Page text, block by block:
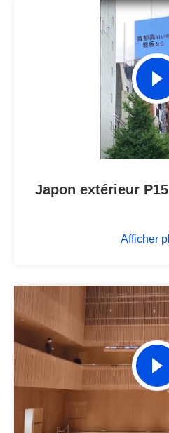
Japon extérieur
Afficher